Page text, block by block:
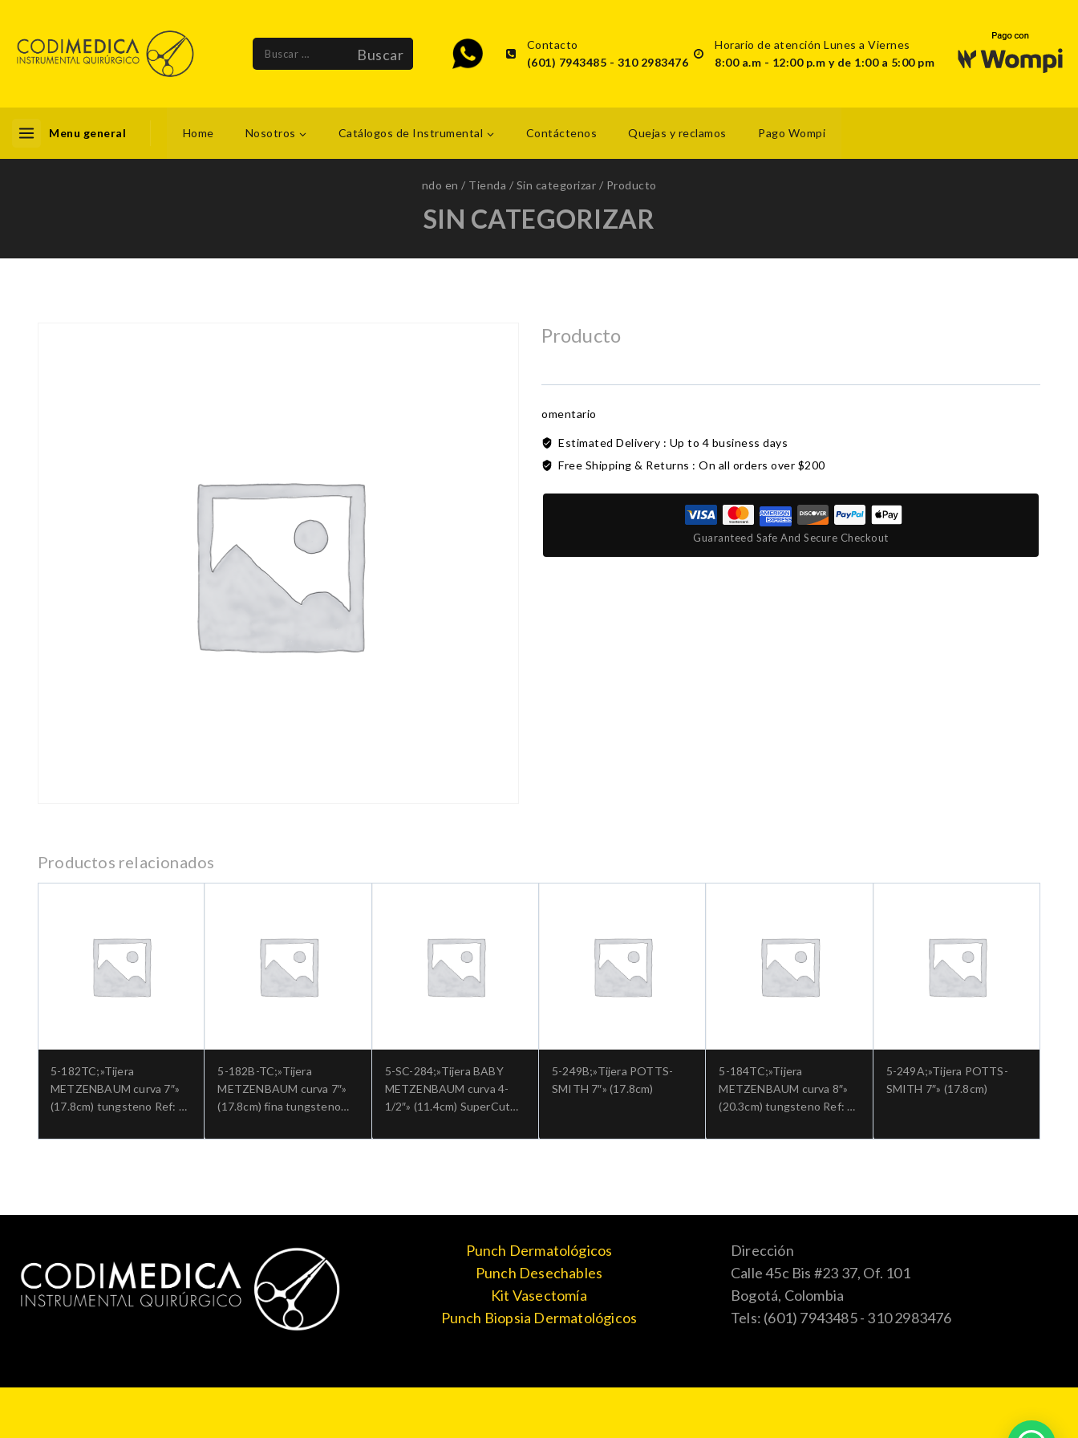
Contacto
(601) 7943485 - 310 2983476
Horario de atención Lunes a Viernes
8:00 a.m - 12:00 p.m y de 1:00 a 5:00 pm
Menu general Home Nosotros Catálogos de Instrumental Contáctenos Quejas y reclamos Pago Wompi
ndo en / Tienda / Sin categorizar / Producto
SIN CATEGORIZAR
Producto
omentario
Estimated Delivery : Up to 4 business days
Free Shipping & Returns : On all orders over $200
Guaranteed Safe And Secure Checkout
Productos relacionados
5-182TC;»Tijera
METZENBAUM curva 7″»
(17.8cm) tungsteno Ref: 5-
5-182B-TC;»Tijera
METZENBAUM curva 7″»
(17.8cm) fina tungsteno
TC.»;Cirugia general
5-SC-284;»Tijera BABY
METZENBAUM curva 4-
1/2″» (11.4cm) SuperCut
general
5-249B;»Tijera POTTS-
SMITH 7″» (17.8cm)
5-184TC;»Tijera
METZENBAUM curva 8″»
(20.3cm) tungsteno Ref: 5-
5-249A;»Tijera POTTS-
SMITH 7″» (17.8cm)
Punch Dermatológicos
Punch Desechables
Kit Vasectomía
Punch Biopsia Dermatológicos
Dirección
Calle 45c Bis #23 37, Of. 101
Bogotá, Colombia
Tels: (601) 7943485 - 310 2983476